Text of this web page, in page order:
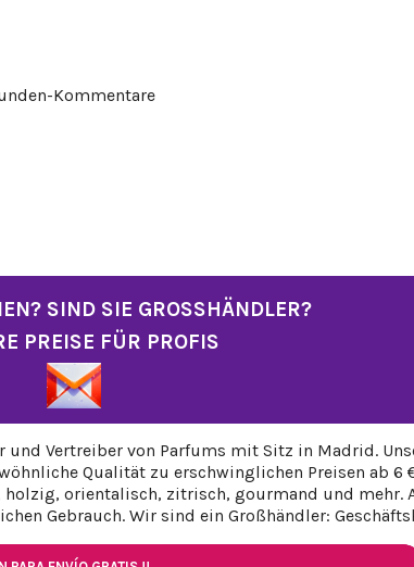
Kommentare
SIND SIE GROSSHÄNDLER?
PREISE FÜR PROFIS
und Vertreiber von Parfums mit Sitz in Madrid.
Qualität zu erschwinglichen Preisen ab 6
orientalisch, zitrisch, gourmand und mehr.
Gebrauch. Wir sind ein Großhändler: